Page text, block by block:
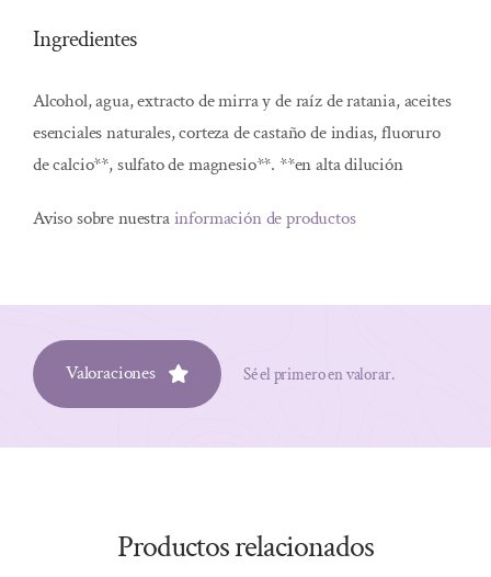
Ingredientes
Alcohol, agua, extracto de mirra y de raíz de ratania, aceites
esenciales naturales, corteza de castaño de indias, fluoruro
de calcio**, sulfato de magnesio**. **en alta dilución
Aviso sobre nuestrainformación de productos
Valoraciones Sé el primero en valorar.
Productos relacionados